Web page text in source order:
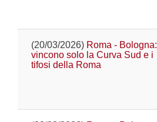
(20/03/2026) Roma - Bologna:
vincono solo la Curva Sud e i
tifosi della Roma